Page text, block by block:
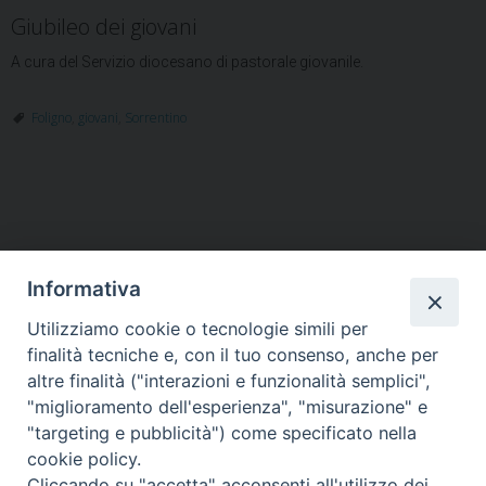
Giubileo dei giovani
A cura del Servizio diocesano di pastorale giovanile.
Foligno giovani Sorrentino
HOME VESCOVO ORARI MESSE
CURIA VESCOVILE
TUTELA MINORI
UFFICI PASTORALI PERSONE
VITA CONSACRATA
DOCUMENTI
CONTATTI
Copyright © 2018 Diocesi di Foligno /Curia . Piazza Mons. Faloci 3 - 06034
Informativa
Utilizziamo cookie o tecnologie simili per
finalità tecniche e, con il tuo consenso, anche per
altre finalità ("interazioni e funzionalità semplici",
"miglioramento dell'esperienza", "misurazione" e
"targeting e pubblicità") come specificato nella
cookie policy.